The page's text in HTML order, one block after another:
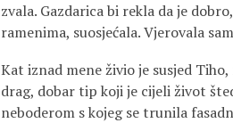
zvala. Gazdarica bi rekla da je
ramenima, suosjećala. Vjerovala
Kat iznad mene živio je susjed
drag, dobar tip koji je cijeli život
neboderom s kojeg se trunila